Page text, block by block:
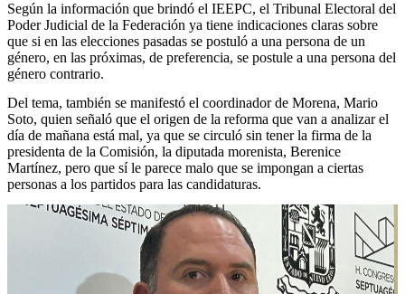
Según la información que brindó el IEEPC, el Tribunal Electoral del
Poder Judicial de la Federación ya tiene indicaciones claras sobre
que si en las elecciones pasadas se postuló a una persona de un
género, en las próximas, de preferencia, se postule a una persona del
género contrario.
Del tema, también se manifestó el coordinador de Morena, Mario
Soto, quien señaló que el origen de la reforma que van a analizar el
día de mañana está mal, ya que se circuló sin tener la firma de la
presidenta de la Comisión, la diputada morenista, Berenice
Martínez, pero que sí le parece malo que se impongan a ciertas
personas a los partidos para las candidaturas.